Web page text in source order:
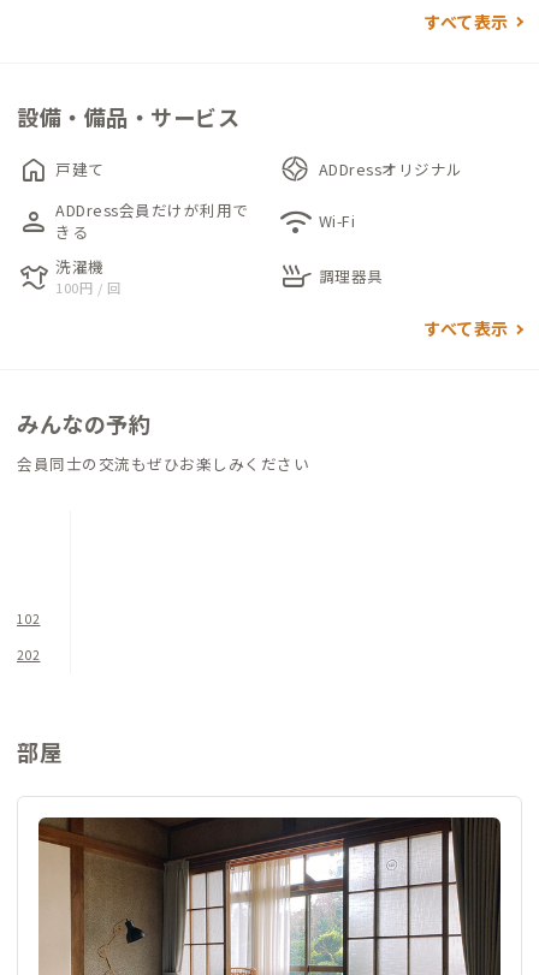
あるゆったりとしたスペースが広がります。
リビングとダイニングの間棚には背板がないため、視覚的には
つながりつつも程よく区切られたつくりになっています。
キッチンはやや小さめですが、カウンター席があるため、コン
パクトながら使いやすい仕様になっています。
個室は、デスク&チェアが備え付けられているため、個室でのオ
ンライン会議にも適しています。浴室/トイレは、1か所ずつのた
め譲り合ってお使いください。自炊派の方は、駅前の商店街の
すべて表示
設備・備品・サービス
home 戸建て ADDressオリジナル
person ADDress会員だけが利用で
きる
wifi Wi-Fi
laundry 洗濯機
100円 / 回 skillet 調理器具
すべて表示
みんなの予約
会員同士の交流もぜひお楽しみください
102
202
部屋